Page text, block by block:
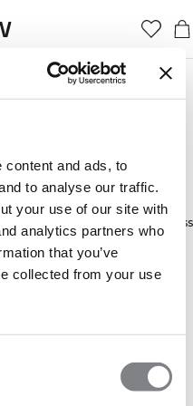
content and ads, to
to analyse our traffic.
your use of our site with
analytics partners who
that you’ve
collected from your use
Flessen Caps & mutsen